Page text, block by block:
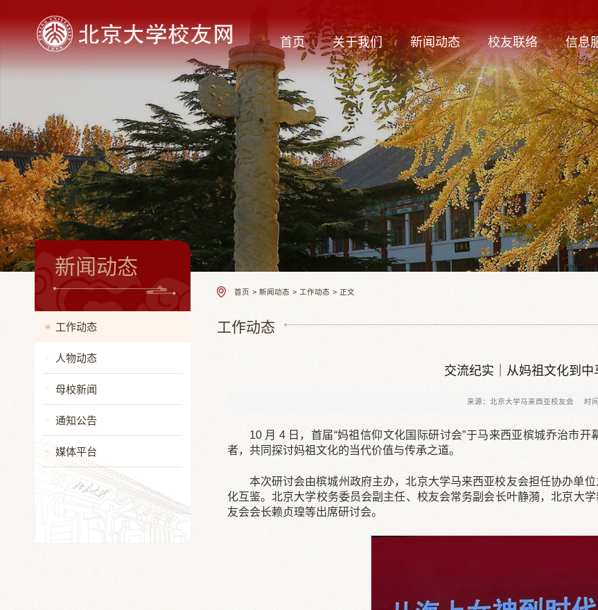
首页 关于我们 新闻动态 校友联络 信息
新闻动态
工作动态
人物动态
母校新闻
通知公告
媒体平台
首页 > 新闻动态 > 工作动态 > 正文
工作动态
交流纪实｜从妈祖文化到中
来源：北京大学马来西亚校友会 时
10 月 4 日，首届“妈祖信仰文化国际研讨会”于马来西亚槟城乔治市
者，共同探讨妈祖文化的当代价值与传承之道。
本次研讨会由槟城州政府主办，北京大学马来西亚校友会担任协办单
化互鉴。北京大学校务委员会副主任、校友会常务副会长叶静漪，北京大
友会会长赖贞瑝等出席研讨会。